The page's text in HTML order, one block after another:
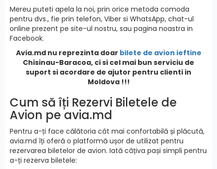
Mereu puteti apela la noi, prin orice metoda comoda
pentru dvs., fie prin telefon, Viber si WhatsApp, chat-ul
online prezent pe site-ul nostru, sau pagina noastra in
Facebook.
Avia.md nu reprezinta doar bilete de avion ieftine
Chisinau-Baracoa, ci si cel mai bun serviciu de
suport si acordare de ajutor pentru clienti in
Moldova !!!
Cum să îți Rezervi Biletele de
Avion pe avia.md
Pentru a-ți face călătoria cât mai confortabilă și plăcută,
avia.md îți oferă o platformă ușor de utilizat pentru
rezervarea biletelor de avion. Iată câțiva pași simpli pentru
a-ți rezerva biletele: